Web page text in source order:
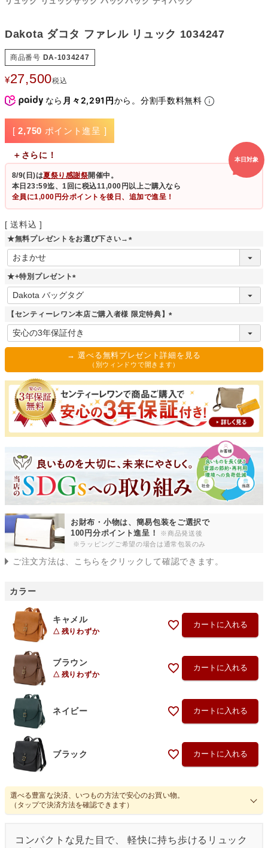
Dakota ダコタ ファレル リュック 1034247
商品番号 DA-1034247
¥27,500税込
なら 月々2,291円から。分割手数料無料
[ 2,750 ポイント進呈 ]
＋さらに！ 本日対象
8/9(日)は夏祭り感謝祭開催中。
本日23:59迄、1回に税込11,000円以上ご購入なら
全員に1,000円分ポイントを後日、追加で進呈！
送料込
★無料プレゼントをお選び下さい→
(
★+特別プレゼント
(
必
須
【センティーレワン本店ご購入者様 限定特典】
(
須
)
→ 選べる無料プレゼント詳細を見る
（別ウィンドウで開きます）
お財布・小物は、簡易包装をご選択で
100円分ポイント進呈！
※商品発送後
※ラッピングご希望の場合は通常包装のみ
ご注文方法は、こちらをクリックして確認できます。
カラー
キャメル
残りわずか
カートに入れる
ブラウン
残りわずか
カートに入れる
ネイビー カートに入れる
ブラック カートに入れる
選べる豊富な決済、いつもの方法で安心のお買い物。
（タップで決済方法を確認できます）
コンパクトな見た目で、 軽快に持ち歩けるリュック